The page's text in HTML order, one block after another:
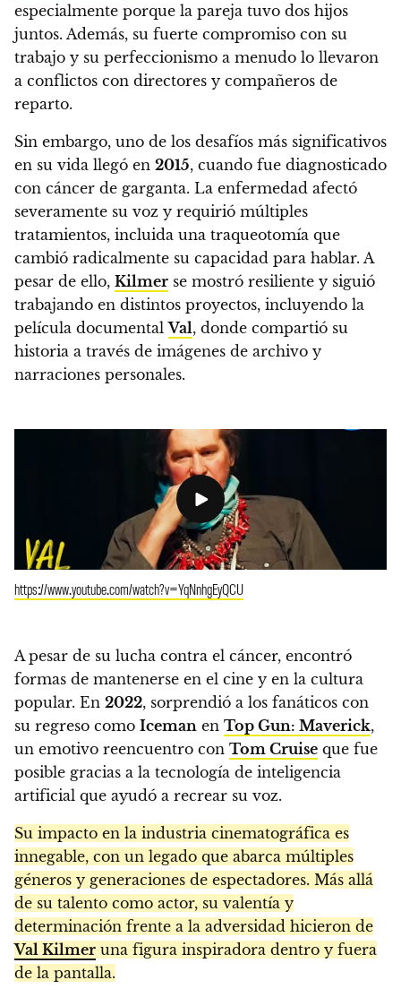
especialmente porque la pareja tuvo dos hijos
juntos. Además, su fuerte compromiso con su
trabajo y su perfeccionismo a menudo lo llevaron
a conflictos con directores y compañeros de
reparto.
Sin embargo, uno de los desafíos más significativos
en su vida llegó en 2015, cuando fue diagnosticado
con cáncer de garganta. La enfermedad afectó
severamente su voz y requirió múltiples
tratamientos, incluida una traqueotomía que
cambió radicalmente su capacidad para hablar. A
pesar de ello, Kilmer se mostró resiliente y siguió
trabajando en distintos proyectos, incluyendo la
película documentalVal, donde compartió su
historia a través de imágenes de archivo y
narraciones personales.
https://www.youtube.com/watch?v=YqNnhgEyQCU
A pesar de su lucha contra el cáncer, encontró
formas de mantenerse en el cine y en la cultura
popular. En 2022, sorprendió a los fanáticos con
su regreso como Iceman en Top Gun: Maverick,
un emotivo reencuentro con Tom Cruise que fue
posible gracias a la tecnología de inteligencia
artificial que ayudó a recrear su voz.
Su impacto en la industria cinematográfica es
innegable, con un legado que abarca múltiples
géneros y generaciones de espectadores. Más allá
de su talento como actor, su valentía y
determinación frente a la adversidad hicieron de
Val Kilmer una figura inspiradora dentro y fuera
de la pantalla.